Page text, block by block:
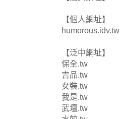
【個人網址】
humorous.idv.tw
【泛中網址】
保全.tw
吉品.tw
女裝.tw
我是.tw
武壇.tw